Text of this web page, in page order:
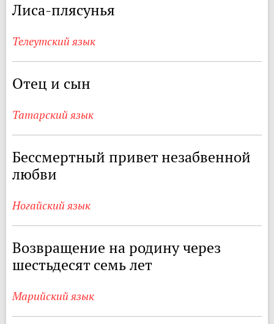
Лиса-плясунья
Телеутский язык
Отец и сын
Татарский язык
Бессмертный привет незабвенной
любви
Ногайский язык
Возвращение на родину через
шестьдесят семь лет
Марийский язык